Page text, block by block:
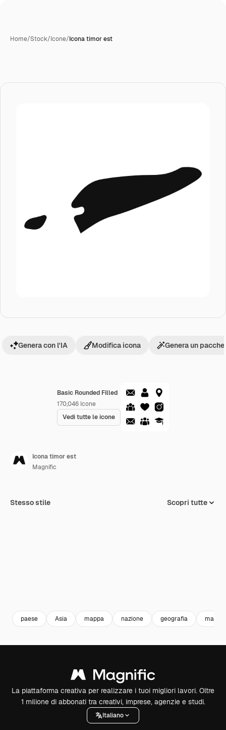
Home/Stock/Icone/Icona timor est
Basic Rounded Filled
170,046 Icone
Vedi tutte le icone
Genera con l'IA Modifica icona Genera un
Icona timor est
Magnific
Stesso stile Scopri tutte
paese Asia mappa nazione geografia
La piattaforma creativa per realizzare i tuoi migliori lavori. Oltre
1 milione di abbonati tra creativi, imprese, agenzie e studi.
Italiano